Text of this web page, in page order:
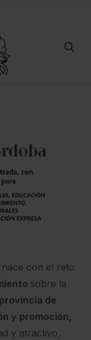
nace con el reto
sobre la
provincia de
y promoción,
y atractivo,